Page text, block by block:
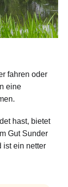
fahren oder
eine
hast, bietet
Gut Sunder
ist ein netter